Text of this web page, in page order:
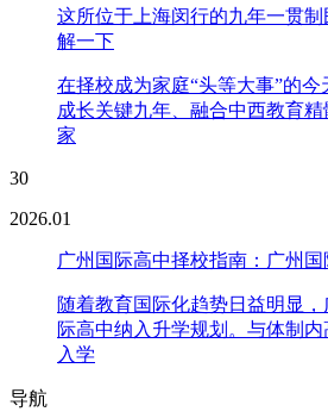
这所位于上海闵行的九年一贯
解一下
在择校成为家庭“头等大事”的
成长关键九年、融合中西教育
家
30
2026.01
广州国际高中择校指南：广州
随着教育国际化趋势日益明显
际高中纳入升学规划。与体制
入学
导航